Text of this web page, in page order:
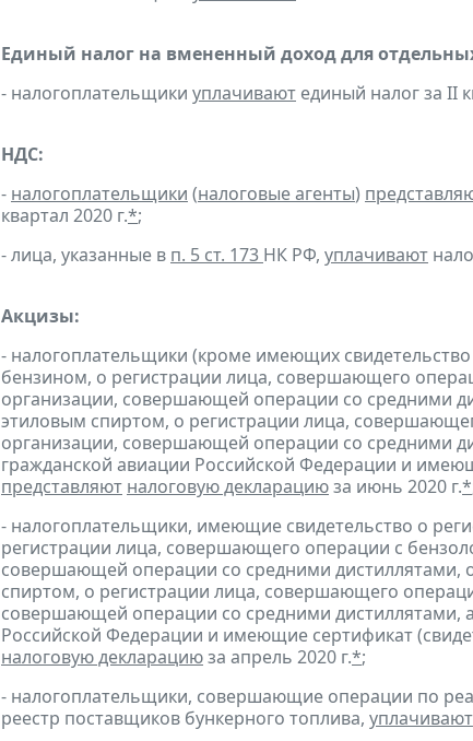
Единый налог на вмененный доход для
- налогоплательщики уплачивают единый налог за II
НДС:
- налогоплательщики (налоговые агенты)
квартал 2020 г.*;
- лица, указанные в п. 5 ст. 173 НК РФ, уплачивают
Акцизы:
- налогоплательщики (кроме имеющих
бензином, о регистрации лица, совершающего
организации, совершающей операции со средними
этиловым спиртом, о регистрации лица,
организации, совершающей операции со средними
гражданской авиации Российской Федерации и
представляют налоговую декларациюза июнь 2020 г.*
- налогоплательщики, имеющие свидетельство о
регистрации лица, совершающего операции с
совершающей операции со средними
спиртом, о регистрации лица, совершающего
совершающей операции со средними дистиллятами,
Российской Федерации и имеющие сертификат
налоговую декларациюза апрель 2020 г.*;
- налогоплательщики, совершающие операции по
реестр поставщиков бункерного топлива, уплачивают